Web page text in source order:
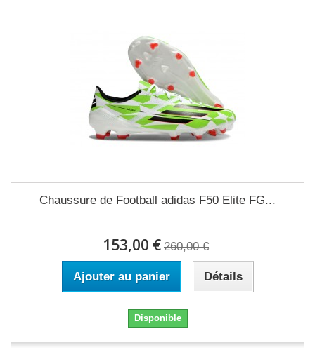
Chaussure de Football adidas F50 Elite FG...
153,00 € 260,00 €
Ajouter au panier Détails
Disponible